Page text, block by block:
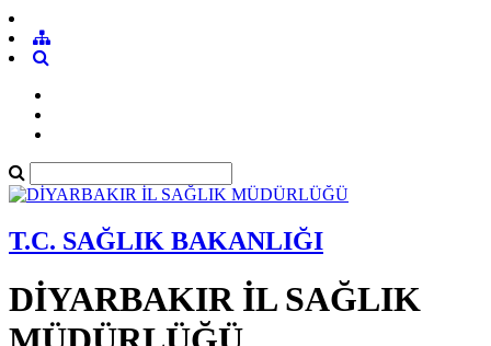
T.C. SAĞLIK BAKANLIĞI
DİYARBAKIR İL SAĞLIK